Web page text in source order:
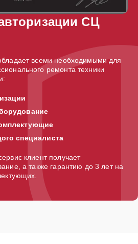
СЦ
всеми необходимыми для
ремонта техники
специалиста
клиент получает
а также гарантию до 3 лет на